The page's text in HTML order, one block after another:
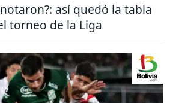
así quedó la tabla
torneo de la Liga